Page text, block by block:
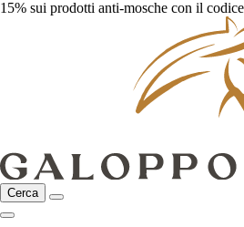
15% sui prodotti anti-mosche con il
Cerca